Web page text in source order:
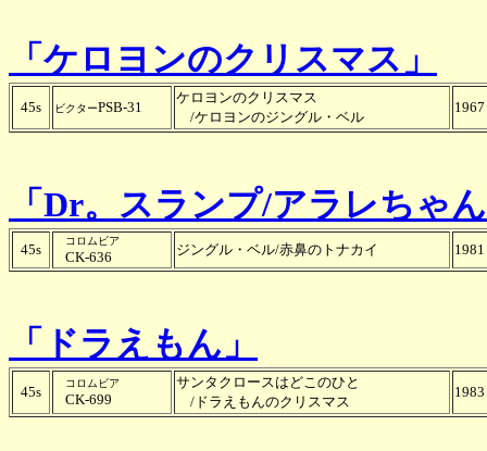
「ケロヨンのクリスマス」
45s ビクターPSB-31
ケロヨンのクリスマス
/ケロヨンのジングル・ベル
1967
「Dr。スランプ/アラレちゃ
45s
コロムビア
CK-636 ジングル・ベル/赤鼻のトナカイ 1981
「ドラえもん」
45s
コロムビア
CK-699
サンタクロースはどこのひと
/ドラえもんのクリスマス
1983